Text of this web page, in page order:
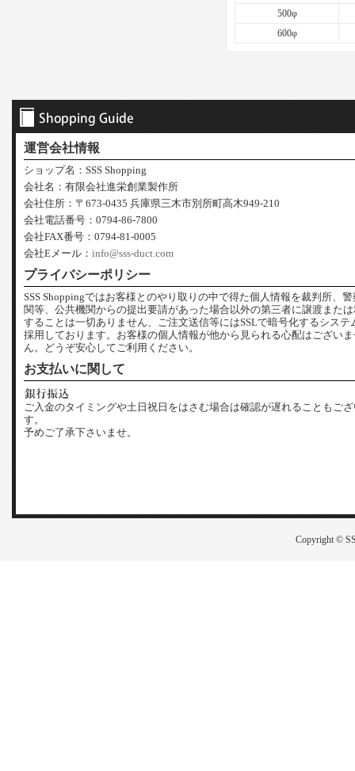
500φ
600φ
運営会社情報
ショップ名：SSS Shopping
会社名：有限会社進栄創業製作所
会社住所：〒673-0435 兵庫県三木市別所町高木949-210
会社電話番号：0794-86-7800
会社FAX番号：0794-81-0005
会社Eメール： info@sss-duct.com
プライバシーポリシー
SSS Shoppingではお客様とのやり取りの中で得た個人情報を裁判所、
関等、公共機関からの提出要請があった場合以外の第三者に譲渡また
することは一切ありません、ご注文送信等にはSSLで暗号化するシステ
採用しております。お客様の個人情報が他から見られる心配はござい
ん。どうぞ安心してご利用ください。
お支払いに関して
ご入金のタイミングや土日祝日をはさむ場合は確認が遅れることもご
す。
予めご了承下さいませ。
Copyright ©